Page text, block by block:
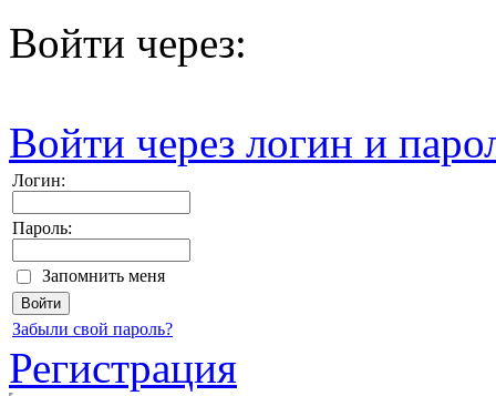
Войти через:
Войти через логин и
Логин:
Пароль:
Запомнить меня
Забыли свой пароль?
Регистрация